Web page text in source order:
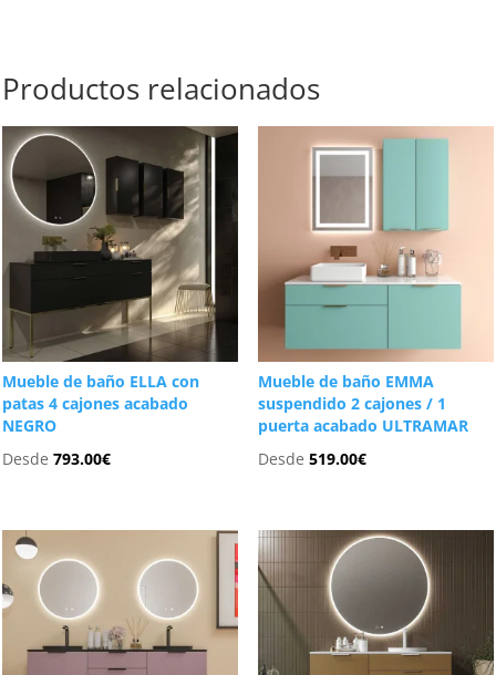
Productos relacionados
Mueble de baño ELLA con
patas 4 cajones acabado
NEGRO
Desde793.00€
Mueble de baño EMMA
suspendido 2 cajones / 1
puerta acabado ULTRAMAR
Desde 519.00€